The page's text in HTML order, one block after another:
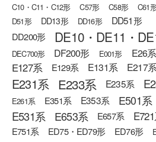
C10・C11・C12形
C57形 C58形
C61
D51形
DD13形 DD16形 DD51形
DD200形 DE10・DE11・
DEC700形 DF200形 E001形 E26系
E127系 E129系 E131系 E217系
E231系 E233系 E235系
E261系 E351系 E353系 E501系
E531系 E653系 E657系
E751系 ED75・ED79形 ED76形